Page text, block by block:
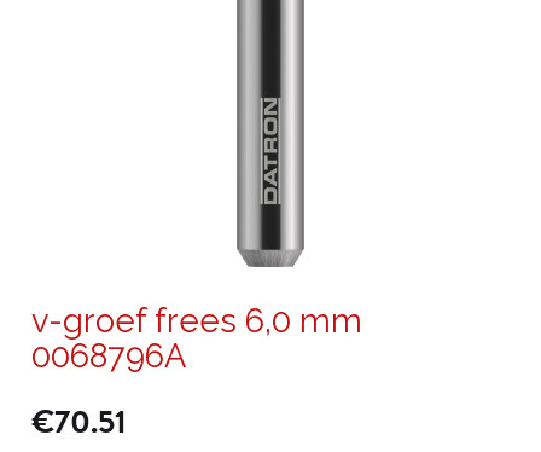
v-groef frees 6,0 mm
0068796A
€70.51